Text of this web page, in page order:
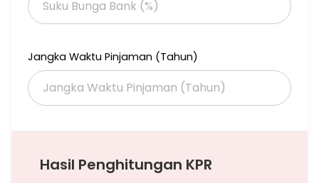
Jangka Waktu Pinjaman (Tahun)
Hasil Penghitungan KPR